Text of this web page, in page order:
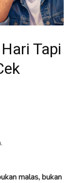
Tapi
malas, bukan